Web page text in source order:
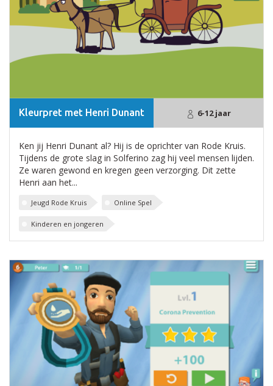
Kleurpret met Henri Dunant 6-12 jaar
Ken jij Henri Dunant al? Hij is de oprichter van Rode Kruis.
Tijdens de grote slag in Solferino zag hij veel mensen lijden.
Ze waren gewond en kregen geen verzorging. Dit zette
Henri aan het...
Jeugd Rode Kruis Online Spel
Kinderen en jongeren